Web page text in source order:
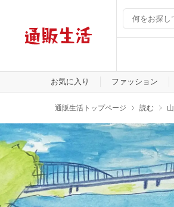
バ
ル
メ
ュ
ー
お気に入り ファッション
通販生活トップページ 読む